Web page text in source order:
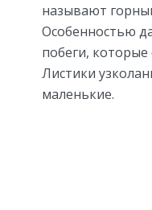
называют
Особенностью
побеги, которые
Листики
маленькие.